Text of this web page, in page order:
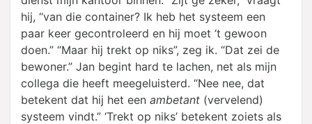
hij, “van die container? Ik heb het systeem een
paar keer gecontroleerd en hij moet ‘t gewoon
doen.” “Maar hij trekt op niks”, zeg ik. “Dat zei de
bewoner.” Jan begint hard te lachen, net als mijn
collega die heeft meegeluisterd. “Nee nee, dat
betekent dat hij het een ambetant (vervelend)
systeem vindt.” ‘Trekt op niks’ betekent zoiets als